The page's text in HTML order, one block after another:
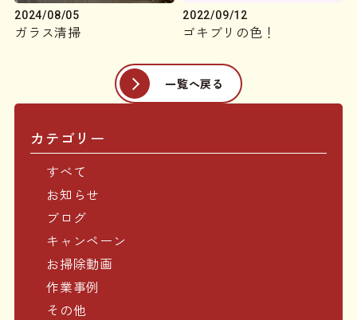
2024/08/05
ガラス清掃
2022/09/12
ゴキブリの色！
一覧へ戻る
カテゴリー
すべて
お知らせ
ブログ
キャンペーン
お掃除動画
作業事例
その他